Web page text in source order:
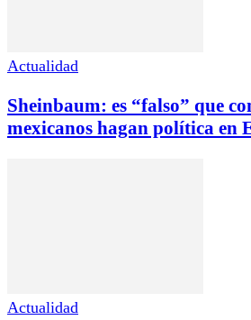
Actualidad
Sheinbaum: es “falso” que
mexicanos hagan política en
Actualidad